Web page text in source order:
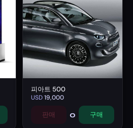
피아트 500
USD19,000
판매 0 구매